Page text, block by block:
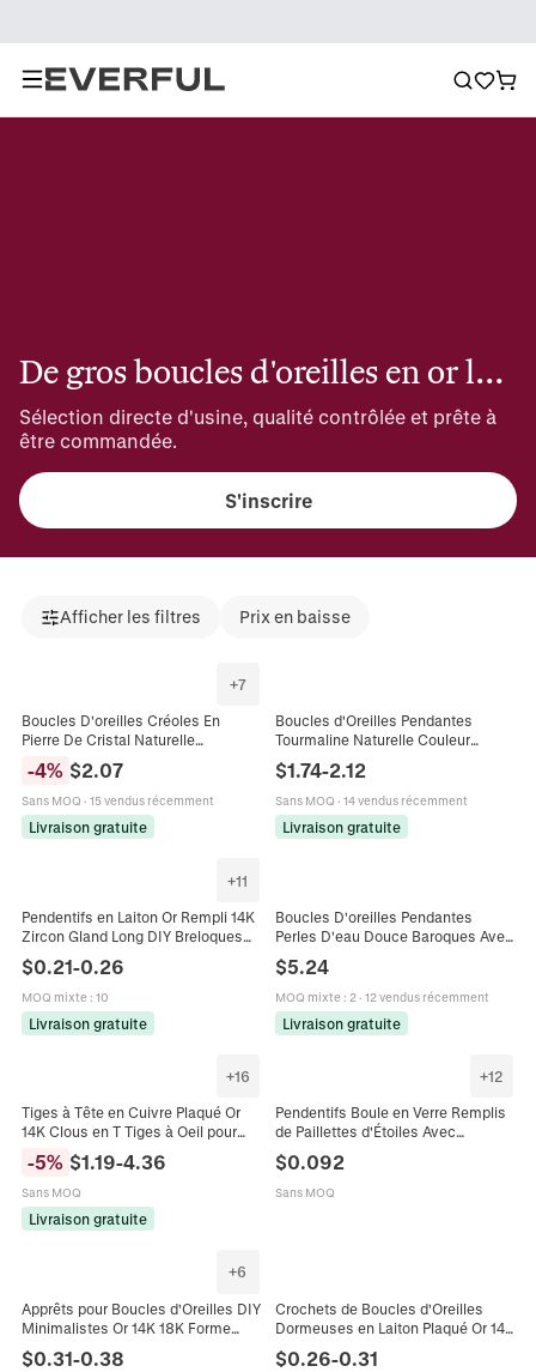
De gros boucles d'oreilles en or laminé en gros
Sélection directe d'usine, qualité contrôlée et prête à
être commandée.
S'inscrire
Afficher les filtres Prix en baisse
+7
Boucles D'oreilles Créoles En
Pierre De Cristal Naturelle
Pendentif Cylindre Or Rempli 14K
Bijoux Vintage Femmes
-4% $2.07
Sans MOQ · 15 vendus récemment
Livraison gratuite
Boucles d'Oreilles Pendantes
Tourmaline Naturelle Couleur
Bonbon Tournesol Or Rempli 14K
Enroulé de Fil Bijoux Faits Main
Femme
$1.74-2.12
Sans MOQ · 14 vendus récemment
Livraison gratuite
+11
Pendentifs en Laiton Or Rempli 14K
Zircon Gland Long DIY Breloques
Boucles d'Oreilles Micro Pavé Petit
Pendentif Accessoires Bijoux
$0.21-0.26
MOQ mixte: 10
Livraison gratuite
Boucles D'oreilles Pendantes
Perles D'eau Douce Baroques Avec
Tige En Argent 925 Bijoux Vintage
Pour Femmes
$5.24
MOQ mixte: 2· 12 vendus récemment
Livraison gratuite
+16
Tiges à Tête en Cuivre Plaqué Or
14K Clous en T Tiges à Oeil pour
Fabrication de Bijoux DIY Boucles
d'Oreilles Bracelet Matériaux de
Perles
-5% $1.19-4.36
Sans MOQ
Livraison gratuite
+12
Pendentifs Boule en Verre Remplis
de Paillettes d'Étoiles Avec
Capuchon en Alliage Doré
Breloques pour Boucles d'Oreilles
$0.092
Sans MOQ
+6
Apprêts pour Boucles d'Oreilles DIY
Minimalistes Or 14K 18K Forme
Rondes pour Création Bijoux
$0.31-0.38
Crochets de Boucles d'Oreilles
Dormeuses en Laiton Plaqué Or 14K
Pour la Fabrication de Bijoux DIY
$0.26-0.31